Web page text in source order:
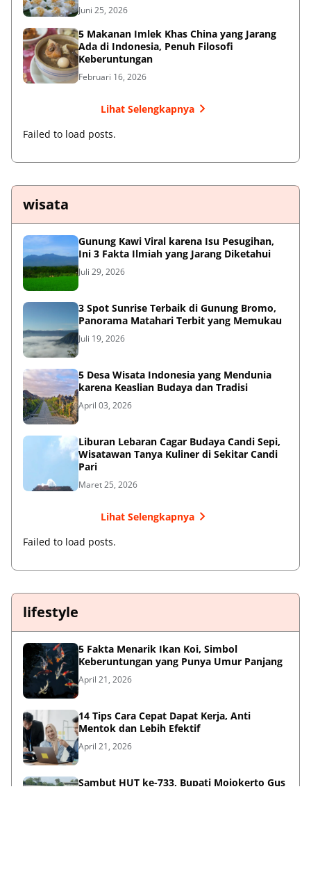
Juni 25, 2026
5 Makanan Imlek Khas China yang Jarang
Ada di Indonesia, Penuh Filosofi
Keberuntungan
Februari 16, 2026
Lihat Selengkapnya
Failed to load posts.
wisata
Gunung Kawi Viral karena Isu Pesugihan,
Ini 3 Fakta Ilmiah yang Jarang Diketahui
Juli 29, 2026
3 Spot Sunrise Terbaik di Gunung Bromo,
Panorama Matahari Terbit yang Memukau
Juli 19, 2026
5 Desa Wisata Indonesia yang Mendunia
karena Keaslian Budaya dan Tradisi
April 03, 2026
Liburan Lebaran Cagar Budaya Candi Sepi,
Wisatawan Tanya Kuliner di Sekitar Candi
Pari
Maret 25, 2026
Lihat Selengkapnya
Failed to load posts.
lifestyle
5 Fakta Menarik Ikan Koi, Simbol
Keberuntungan yang Punya Umur Panjang
April 21, 2026
14 Tips Cara Cepat Dapat Kerja, Anti
Mentok dan Lebih Efektif
April 21, 2026
Sambut HUT ke-733, Bupati Mojokerto Gus